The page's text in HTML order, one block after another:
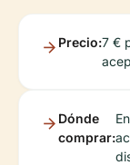
Precio:7 €
Dónde
comprar: